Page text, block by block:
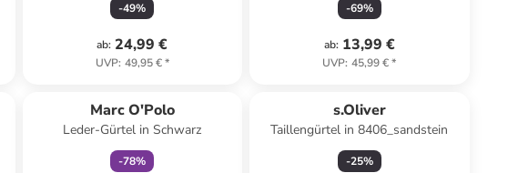
-49%
ab: 24,99 €
UVP: 49,95 €*
-69%
ab: 13,99 €
UVP: 45,99 €*
Marc O'Polo
Leder-Gürtel in Schwarz
-78%
s.Oliver
Taillengürtel in 8406_sandstein
-25%